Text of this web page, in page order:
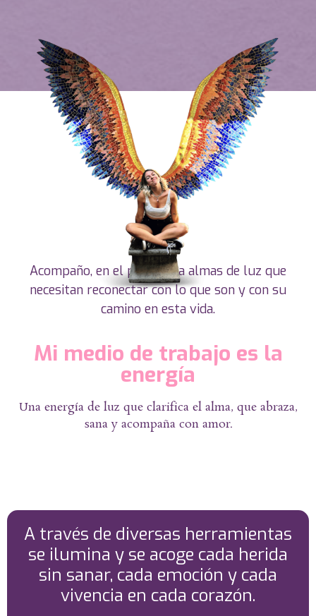
Acompaño, en el proceso, a almas de luz que
necesitan reconectar con lo que son y con su
camino en esta vida.
Mi medio de trabajo es la
energía
Una energía de luz que clarifica el alma, que abraza,
sana y acompaña con amor.
A través de diversas herramientas
se ilumina y se acoge cada herida
sin sanar, cada emoción y cada
vivencia en cada corazón.